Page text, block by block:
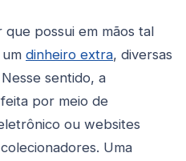
que possui em mãos tal
dinheiro extra, diversas
sentido, a
por meio de
ou websites
Uma